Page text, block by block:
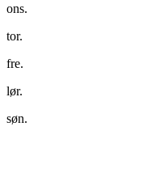
ons.
tor.
fre.
lør.
søn.